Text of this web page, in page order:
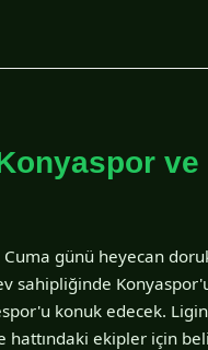
ve
günü heyecan
sahipliğinde
konuk edecek.
hattındaki ekipler için